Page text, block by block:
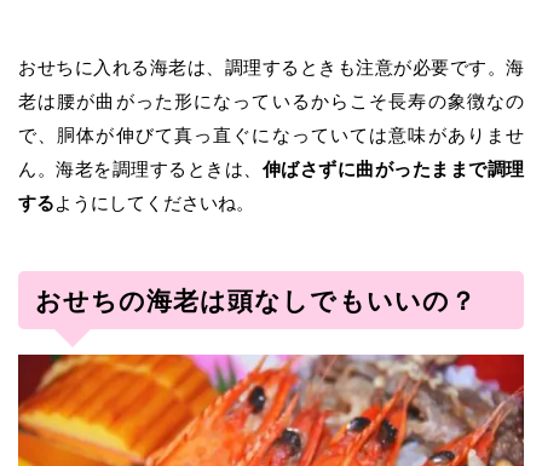
おせちに入れる海老は、調理するときも注意が必要です。海
老は腰が曲がった形になっているからこそ長寿の象徴なの
で、胴体が伸びて真っ直ぐになっていては意味がありませ
ん。海老を調理するときは、伸ばさずに曲がったままで調理
するようにしてくださいね。
おせちの海老は頭なしでもいいの？